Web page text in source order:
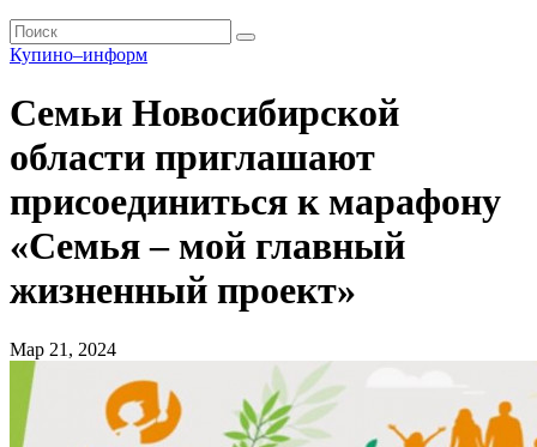
Купино–информ
Семьи Новосибирской
области приглашают
присоединиться к марафону
«Семья – мой главный
жизненный проект»
Мар 21, 2024